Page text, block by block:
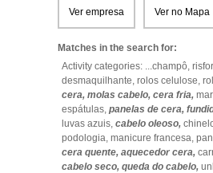
Ver empresa Ver no Mapa
Matches in the search for:
Activity categories: ...champô,
desmaquilhante, rolos celulose,
cera, molas cabelo, cera fria,
espátulas, panelas de cera,
luvas azuis, cabelo oleoso,
podologia, manicure francesa,
cera quente, aquecedor cera,
cabelo seco, queda do cabelo,